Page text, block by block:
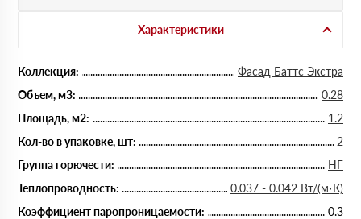
Характеристики
Коллекция:
Фасад Баттс Экстра
Объем, м3:
0.28
Площадь, м2:
1.2
Кол-во в упаковке, шт:
2
Группа горючести:
НГ
Теплопроводность:
0.037 - 0.042 Вт/(м·К)
Коэффициент паропроницаемости:
0.3